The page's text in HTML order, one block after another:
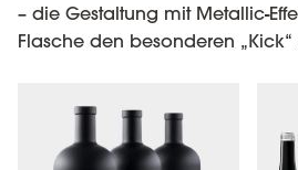
– die Gestaltung mit Metallic-
Flasche den besonderen